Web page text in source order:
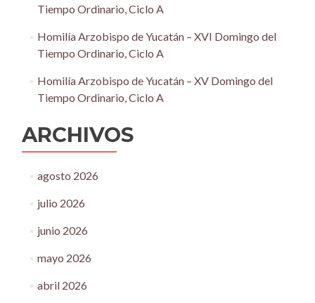
Tiempo Ordinario, Ciclo A
Homilía Arzobispo de Yucatán – XVI Domingo del
Tiempo Ordinario, Ciclo A
Homilía Arzobispo de Yucatán – XV Domingo del
Tiempo Ordinario, Ciclo A
ARCHIVOS
agosto 2026
julio 2026
junio 2026
mayo 2026
abril 2026